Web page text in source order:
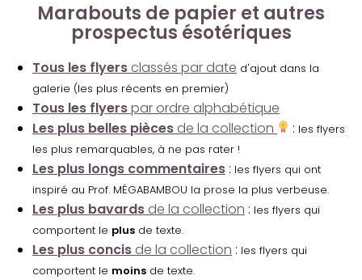
Marabouts de papier et autres
prospectus ésotériques
Tous les flyers classés par date d'ajout dans la
galerie (les plus récents en premier)
Tous les flyerspar ordre alphabétique
Les plus belles pièces de la collection : les flyers
les plus remarquables, à ne pas rater !
Les plus longs commentaires : les flyers qui ont
inspiré au Prof. MÉGABAMBOU la prose la plus verbeuse.
Les plus bavards de la collection : les flyers qui
comportent le plus de texte.
Les plus concis de la collection : les flyers qui
comportent le moins de texte.